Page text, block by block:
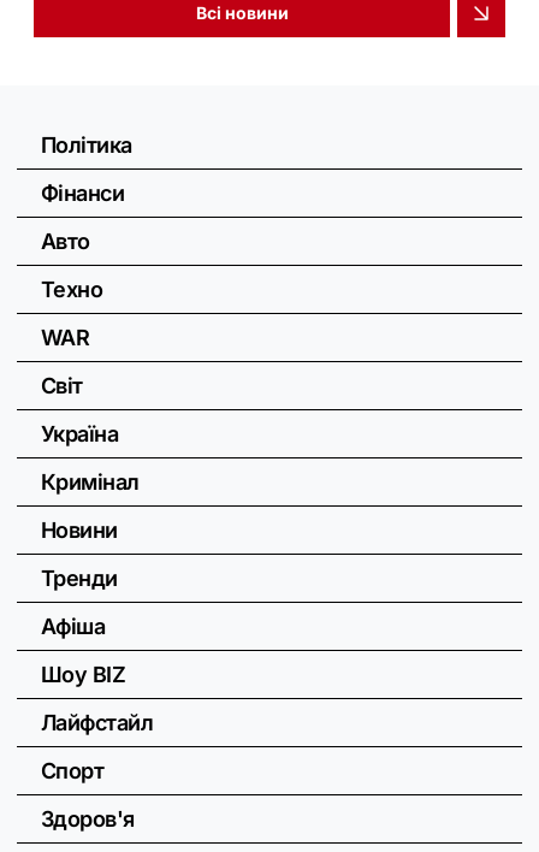
Всі новини
Політика
Фінанси
Авто
Техно
WAR
Світ
Україна
Кримінал
Новини
Тренди
Афіша
Шоу BIZ
Лайфстайл
Спорт
Здоров'я